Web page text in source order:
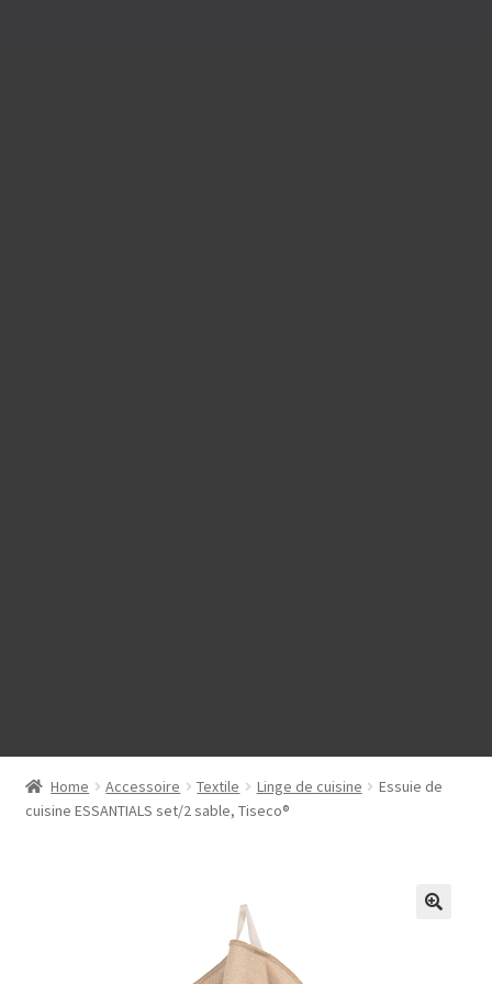
Home Accessoire Textile Linge de cuisine
Essuie de
cuisine ESSANTIALS set/2 sable, Tiseco®